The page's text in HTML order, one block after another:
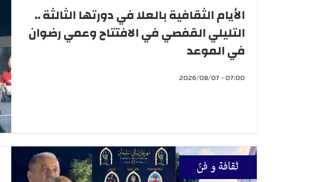
الأيام الثقافية بالعلا في دورتها الثالثة ..
التليلي القفصي في الافتتاح وعمي رضوان
في الموعد
07:00 - 2026/08/07
ثقافة و فنّ